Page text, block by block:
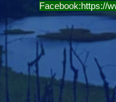
Facebook:https://